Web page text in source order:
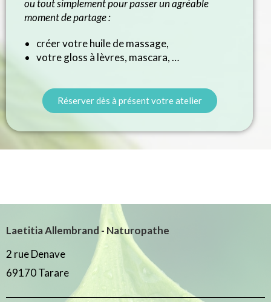
ou tout simplement pour passer un agréable
moment de partage :
créer votre huile de massage,
votre gloss à lèvres, mascara, …
Réserver dès à présent votre atelier
Laetitia Allembrand - Naturopathe
2 rue Denave
69170 Tarare